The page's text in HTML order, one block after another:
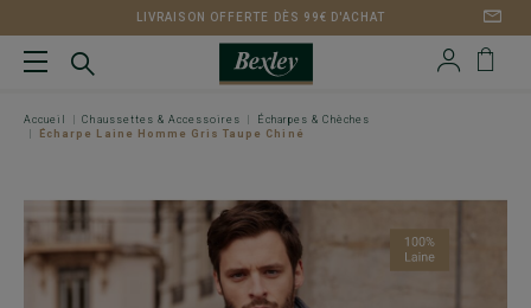
LIVRAISON OFFERTE DÈS 99€ D'ACHAT
Accueil Chaussettes & Accessoires
Écharpes & Chèches
Écharpe Laine Homme Gris Taupe Chiné